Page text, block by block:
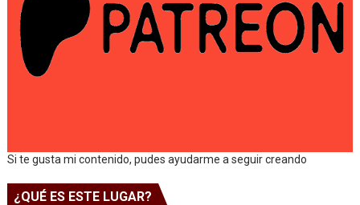
Si te gusta mi contenido, pudes ayudarme a seguir creando
¿QUÉ ES ESTE LUGAR?